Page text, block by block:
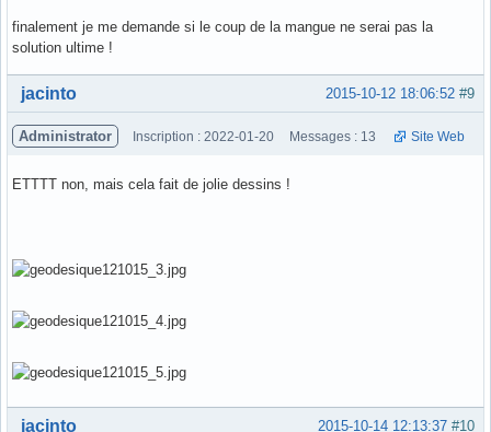
finalement je me demande si le coup de la mangue ne serai pas la
solution ultime !
Hors ligne #9
2015-10-12 18:06:52
jacinto
Administrator Inscription : 2022-01-20 Messages : 13 Site Web
ETTTT non, mais cela fait de jolie dessins !
Hors ligne #10
2015-10-14 12:13:37
jacinto